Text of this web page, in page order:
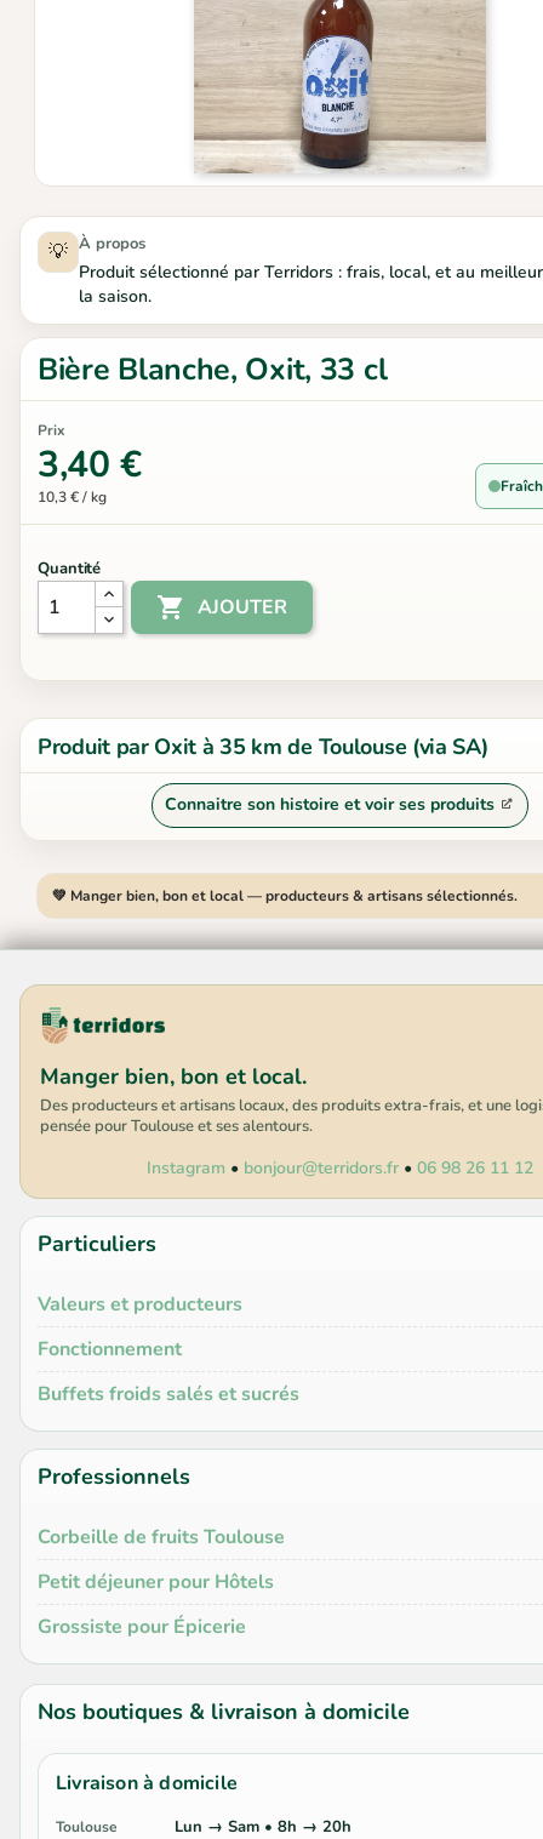
💡 À propos
Produit sélectionné par Terridors : frais, local, et au
la saison.
Bière Blanche, Oxit, 33 cl
Prix
3,40 €
10,3 € / kg
Quantité
 AJOUTER
Produit par Oxit à 35 km de Toulouse (via SA)
Connaitre son histoire et voir ses produits
💚 Manger bien, bon et local — producteurs & artisans sélectionnés.
Manger bien, bon et local.
Des producteurs et artisans locaux, des produits extra-frais, et une
pensée pour Toulouse et ses alentours.
Instagram • bonjour@terridors.fr• 06 98 26 11 12
Particuliers
Valeurs et producteurs
Fonctionnement
Buffets froids salés et sucrés
Professionnels
Corbeille de fruits Toulouse
Petit déjeuner pour Hôtels
Grossiste pour Épicerie
Nos boutiques & livraison à domicile
Livraison à domicile
Toulouse Lun → Sam • 8h → 20h